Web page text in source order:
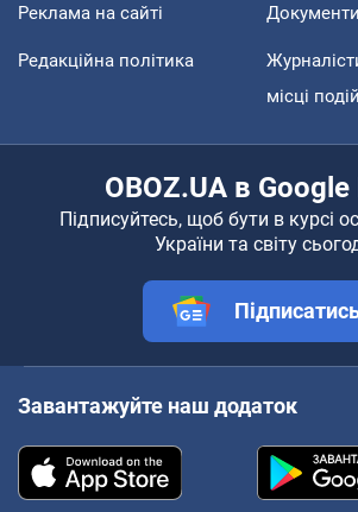
Реклама на сайті Документи
Редакційна політика
місці подій
OBOZ.UA в
Підписуйтесь, щоб бути в курсі
України та світу
Завантажуйте наш додаток